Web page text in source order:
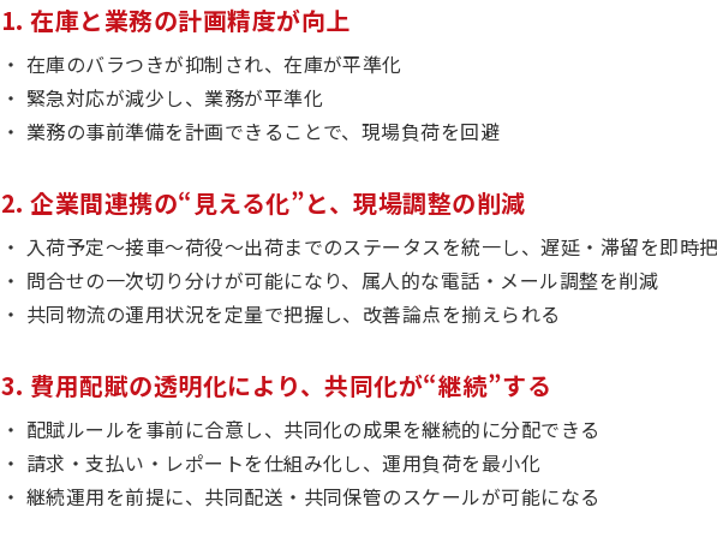
1. 在庫と業務の計画精度が向上
在庫のバラつきが抑制され、在庫が平準化
緊急対応が減少し、業務が平準化
業務の事前準備を計画できることで、現場負荷を回避
2. 企業間連携の“見える化”と、現場調整の削減
入荷予定〜接車〜荷役〜出荷までのステータスを統一し、遅延・滞留を即時
問合せの一次切り分けが可能になり、属人的な電話・メール調整を削減
共同物流の運用状況を定量で把握し、改善論点を揃えられる
3. 費用配賦の透明化により、共同化が“継続”する
配賦ルールを事前に合意し、共同化の成果を継続的に分配できる
請求・支払い・レポートを仕組み化し、運用負荷を最小化
継続運用を前提に、共同配送・共同保管のスケールが可能になる